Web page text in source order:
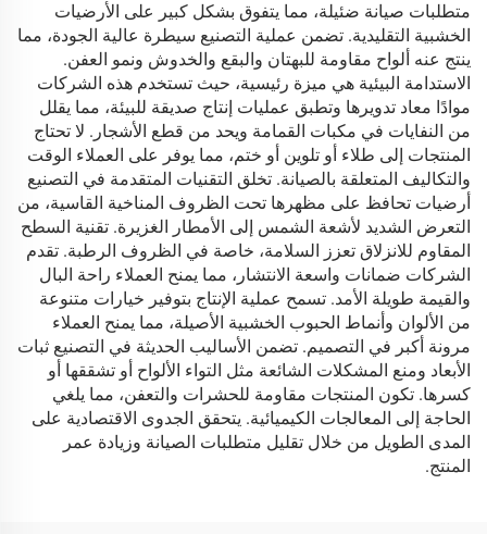
متطلبات صيانة ضئيلة، مما يتفوق بشكل كبير على الأرضيات
الخشبية التقليدية. تضمن عملية التصنيع سيطرة عالية الجودة، مما
ينتج عنه ألواح مقاومة للبهتان والبقع والخدوش ونمو العفن.
الاستدامة البيئية هي ميزة رئيسية، حيث تستخدم هذه الشركات
موادًا معاد تدويرها وتطبق عمليات إنتاج صديقة للبيئة، مما يقلل
من النفايات في مكبات القمامة ويحد من قطع الأشجار. لا تحتاج
المنتجات إلى طلاء أو تلوين أو ختم، مما يوفر على العملاء الوقت
والتكاليف المتعلقة بالصيانة. تخلق التقنيات المتقدمة في التصنيع
أرضيات تحافظ على مظهرها تحت الظروف المناخية القاسية، من
التعرض الشديد لأشعة الشمس إلى الأمطار الغزيرة. تقنية السطح
المقاوم للانزلاق تعزز السلامة، خاصة في الظروف الرطبة. تقدم
الشركات ضمانات واسعة الانتشار، مما يمنح العملاء راحة البال
والقيمة طويلة الأمد. تسمح عملية الإنتاج بتوفير خيارات متنوعة
من الألوان وأنماط الحبوب الخشبية الأصيلة، مما يمنح العملاء
مرونة أكبر في التصميم. تضمن الأساليب الحديثة في التصنيع ثبات
الأبعاد ومنع المشكلات الشائعة مثل التواء الألواح أو تشققها أو
كسرها. تكون المنتجات مقاومة للحشرات والتعفن، مما يلغي
الحاجة إلى المعالجات الكيميائية. يتحقق الجدوى الاقتصادية على
المدى الطويل من خلال تقليل متطلبات الصيانة وزيادة عمر
المنتج.